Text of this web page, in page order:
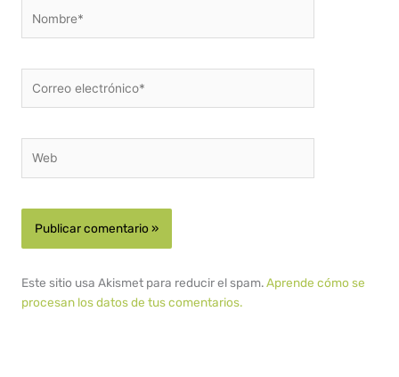
electrónico*
Este sitio usa Akismet para reducir el spam.Aprende cómo se
procesan los datos de tus comentarios.